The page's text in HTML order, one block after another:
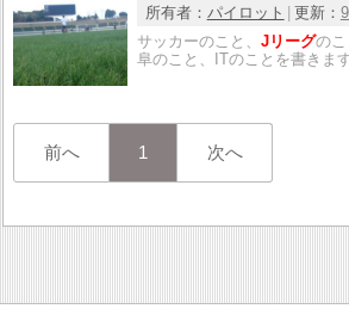
所有者： パイロット 更新：
サッカーのこと、Jリーグの
阜のこと、ITのことを書きます
前へ 1 次へ